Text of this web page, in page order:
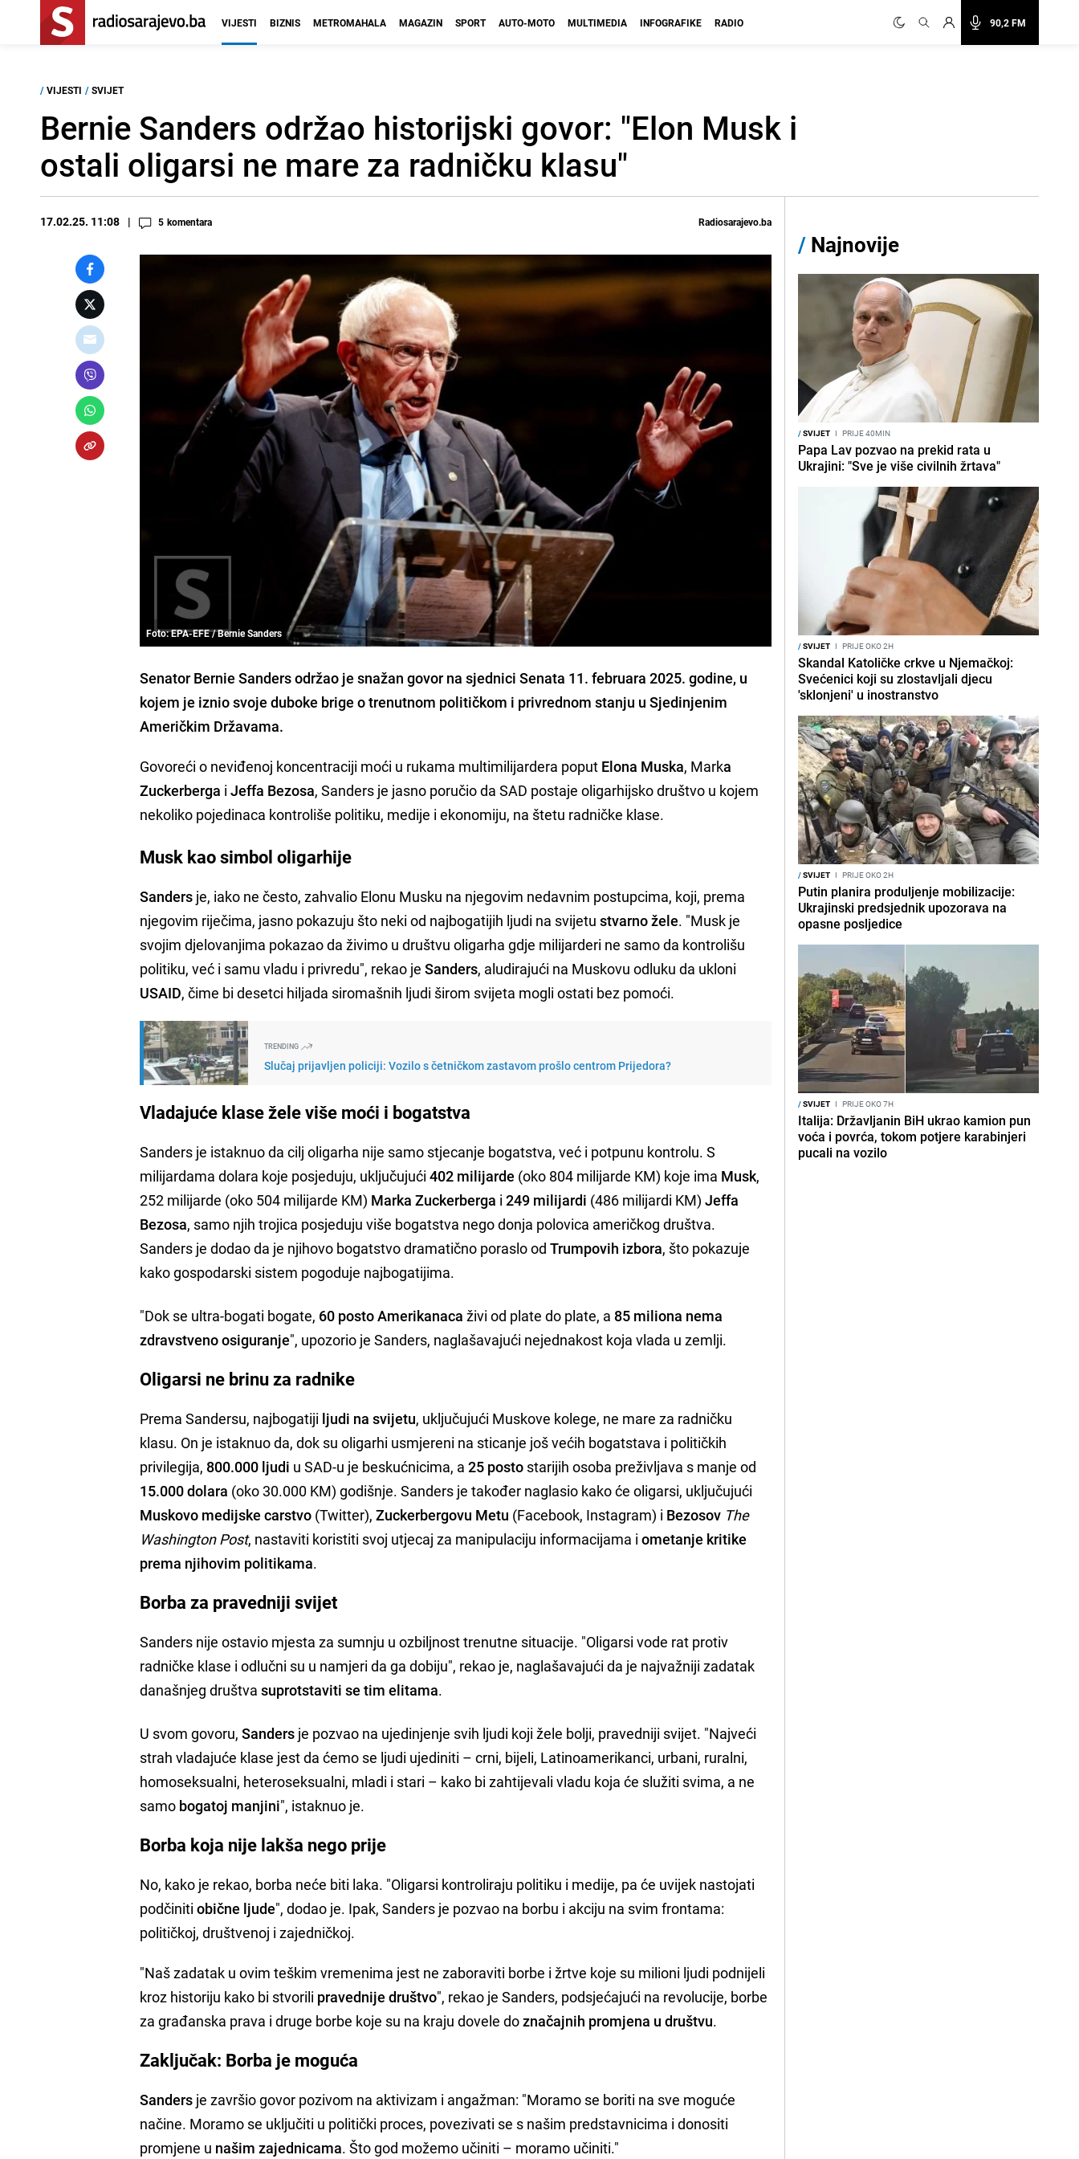
90,2 FM
VIJESTI BIZNIS METROMAHALA MAGAZIN SPORT AUTO-MOTO MULTIMEDIA INFOGRAFIKE RADIO
/ VIJESTI / SVIJET
Bernie Sanders održao historijski govor: "Elon Musk i
ostali oligarsi ne mare za radničku klasu"
17.02.25. 11:08 5 komentara Radiosarajevo.ba
Foto: EPA-EFE / Bernie Sanders
Senator Bernie Sanders održao je snažan govor na sjednici Senata 11. februara 2025. godine, u
kojem je iznio svoje duboke brige o trenutnom političkom i privrednom stanju u Sjedinjenim
Američkim Državama.
Govoreći o neviđenoj koncentraciji moći u rukama multimilijardera poput Elona Muska, Marka
Zuckerberga iJeffa Bezosa, Sanders je jasno poručio da SAD postaje oligarhijsko društvo u kojem
nekoliko pojedinaca kontroliše politiku, medije i ekonomiju, na štetu radničke klase.
Musk kao simbol oligarhije
Sanders je, iako ne često, zahvalio Elonu Musku na njegovim nedavnim postupcima, koji, prema
njegovim riječima, jasno pokazuju što neki od najbogatijih ljudi na svijetustvarno žele. "Musk je
svojim djelovanjima pokazao da živimo u društvu oligarha gdje milijarderi ne samo da kontrolišu
politiku, već i samu vladu i privredu", rekao jeSanders, aludirajući na Muskovu odluku da ukloni
USAID, čime bi desetci hiljada siromašnih ljudi širom svijeta mogli ostati bez pomoći.
TRENDING
Slučaj prijavljen policiji: Vozilo s četničkom zastavom prošlo centrom Prijedora?
Vladajuće klase žele više moći i bogatstva
Sanders je istaknuo da cilj oligarha nije samo stjecanje bogatstva, već i potpunu kontrolu. S
milijardama dolara koje posjeduju, uključujući402 milijarde (oko 804 milijarde KM) koje ima Musk,
252 milijarde (oko 504 milijarde KM) Marka Zuckerberga i249 milijardi (486 milijardi KM)Jeffa
Bezosa, samo njih trojica posjeduju više bogatstva nego donja polovica američkog društva.
Sanders je dodao da je njihovo bogatstvo dramatično poraslo odTrumpovih izbora, što pokazuje
kako gospodarski sistem pogoduje najbogatijima.
"Dok se ultra-bogati bogate, 60 posto Amerikanaca živi od plate do plate, a 85 miliona nema
zdravstveno osiguranje", upozorio je Sanders, naglašavajući nejednakost koja vlada u zemlji.
Oligarsi ne brinu za radnike
Prema Sandersu, najbogatiji ljudi na svijetu, uključujući Muskove kolege, ne mare za radničku
klasu. On je istaknuo da, dok su oligarhi usmjereni na sticanje još većih bogatstava i političkih
privilegija, 800.000 ljudi u SAD-u je beskućnicima, a 25 posto starijih osoba preživljava s manje od
15.000 dolara (oko 30.000 KM) godišnje. Sanders je također naglasio kako će oligarsi, uključujući
Muskovo medijske carstvo (Twitter),Zuckerbergovu Metu (Facebook, Instagram) i Bezosov The
Washington Post, nastaviti koristiti svoj utjecaj za manipulaciju informacijama iometanje kritike
prema njihovim politikama.
Borba za pravedniji svijet
Sanders nije ostavio mjesta za sumnju u ozbiljnost trenutne situacije. "Oligarsi vode rat protiv
radničke klase i odlučni su u namjeri da ga dobiju", rekao je, naglašavajući da je najvažniji zadatak
današnjeg društvasuprotstaviti se tim elitama.
U svom govoru,Sanders je pozvao na ujedinjenje svih ljudi koji žele bolji, pravedniji svijet. "Najveći
strah vladajuće klase jest da ćemo se ljudi ujediniti – crni, bijeli, Latinoamerikanci, urbani, ruralni,
homoseksualni, heteroseksualni, mladi i stari – kako bi zahtijevali vladu koja će služiti svima, a ne
samo bogatoj manjini", istaknuo je.
Borba koja nije lakša nego prije
No, kako je rekao, borba neće biti laka. "Oligarsi kontroliraju politiku i medije, pa će uvijek nastojati
podčinitiobične ljude", dodao je. Ipak, Sanders je pozvao na borbu i akciju na svim frontama:
političkoj, društvenoj i zajedničkoj.
"Naš zadatak u ovim teškim vremenima jest ne zaboraviti borbe i žrtve koje su milioni ljudi podnijeli
kroz historiju kako bi stvorili pravednije društvo", rekao je Sanders, podsjećajući na revolucije, borbe
za građanska prava i druge borbe koje su na kraju dovele doznačajnih promjena u društvu.
Zaključak: Borba je moguća
Sanders je završio govor pozivom na aktivizam i angažman: "Moramo se boriti na sve moguće
načine. Moramo se uključiti u politički proces, povezivati se s našim predstavnicima i donositi
promjene u našim zajednicama. Što god možemo učiniti – moramo učiniti."
/ Najnovije
/SVIJET I PRIJE 40MIN
Papa Lav pozvao na prekid rata u
Ukrajini: "Sve je više civilnih žrtava"
/SVIJET I PRIJE OKO 2H
Skandal Katoličke crkve u Njemačkoj:
Svećenici koji su zlostavljali djecu
'sklonjeni' u inostranstvo
/SVIJET I PRIJE OKO 2H
Putin planira produljenje mobilizacije:
Ukrajinski predsjednik upozorava na
opasne posljedice
/SVIJET I PRIJE OKO 7H
Italija: Državljanin BiH ukrao kamion pun
voća i povrća, tokom potjere karabinjeri
pucali na vozilo